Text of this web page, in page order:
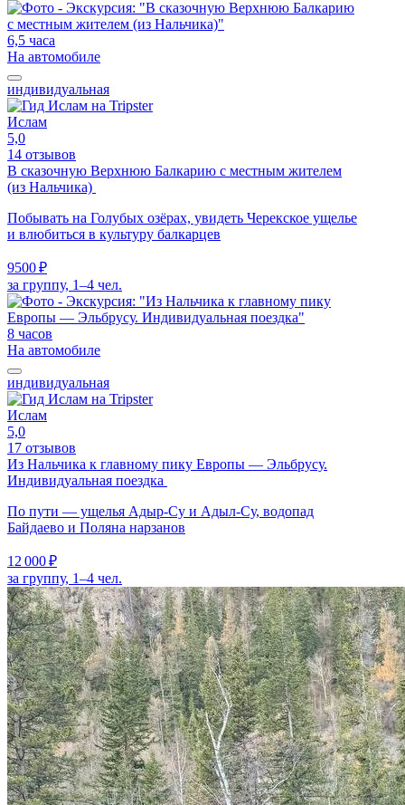
6,5 часа
На автомобиле
индивидуальная
Ислам
5,0
14 отзывов
В сказочную Верхнюю Балкарию с местным жителем
(из Нальчика)
Побывать на Голубых озёрах, увидеть Черекское ущелье
и влюбиться в культуру балкарцев
9500 ₽
за группу, 1–4 чел.
8 часов
На автомобиле
индивидуальная
Ислам
5,0
17 отзывов
Из Нальчика к главному пику Европы — Эльбрусу.
Индивидуальная поездка
По пути — ущелья Адыр-Су и Адыл-Су, водопад
Байдаево и Поляна нарзанов
12 000 ₽
за группу, 1–4 чел.